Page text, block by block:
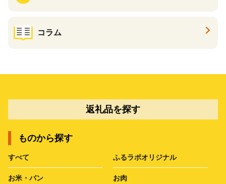
コラム
返礼品を探す
ものから探す
すべて ふるラボオリジナル
お米・パン お肉